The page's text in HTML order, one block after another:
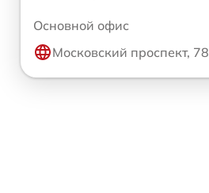
Основной офис
Московский проспект, 78